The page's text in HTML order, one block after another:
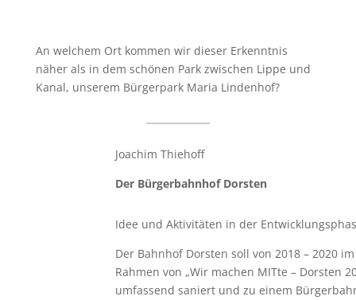
An welchem Ort kommen wir dieser Erkenntnis
näher als in dem schönen Park zwischen Lippe und
Kanal, unserem Bürgerpark Maria Lindenhof?
Joachim Thiehoff
Der Bürgerbahnhof Dorsten
Idee und Aktivitäten in der
Der Bahnhof Dorsten soll von 2018 – 2020 im
Rahmen von „Wir machen MITte – Dorsten
umfassend saniert und zu einem